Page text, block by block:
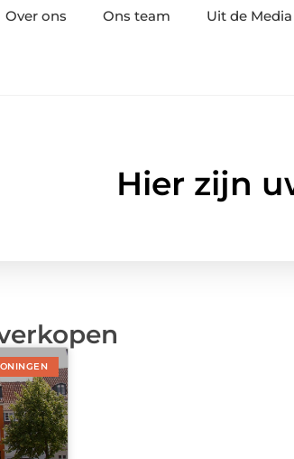
Over ons Ons team Uit de Media
Hier zijn